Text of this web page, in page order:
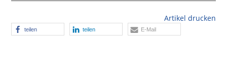
Artikel drucken
teilen teilen E-Mail